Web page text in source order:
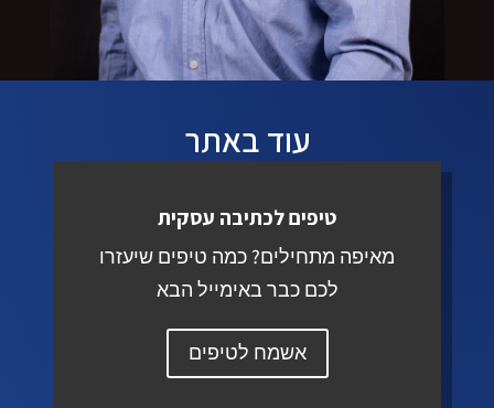
עוד באתר
טיפים לכתיבה עסקית
מאיפה מתחילים? כמה טיפים שיעזרו
לכם כבר באימייל הבא
אשמח לטיפים